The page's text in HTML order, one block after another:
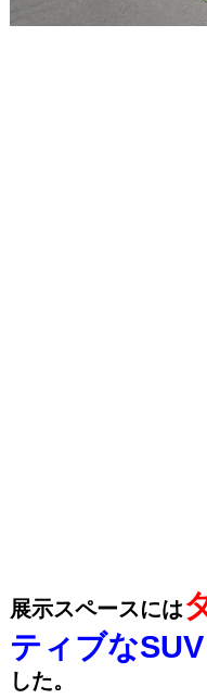
展示スペースには
ティブな
した。